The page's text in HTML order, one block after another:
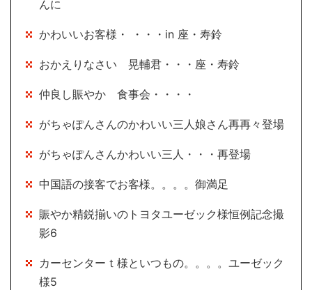
んに
かわいいお客様・ ・・・in 座・寿鈴
おかえりなさい 晃輔君・・・座・寿鈴
仲良し賑やか 食事会・・・・
がちゃぽんさんのかわいい三人娘さん再再々登場
がちゃぽんさんかわいい三人・・・再登場
中国語の接客でお客様。。。。御満足
賑やか精鋭揃いのトヨタユーゼック様恒例記念撮
影6
カーセンターｔ様といつもの。。。。ユーゼック
様5